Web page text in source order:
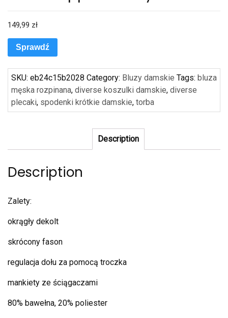
149,99 zł
Sprawdź
SKU: eb24c15b2028 Category: Bluzy damskie Tags: bluza
męska rozpinana, diverse koszulki damskie, diverse
plecaki, spodenki krótkie damskie, torba
Description
Description
Zalety:
okrągły dekolt
skrócony fason
regulacja dołu za pomocą troczka
mankiety ze ściągaczami
80% bawełna, 20% poliester